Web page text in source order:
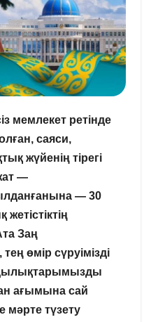
мемлекет ретінде
саяси,
жүйенің тірегі
—
— 30
Заң
өмір сүруімізді
ағымына сай
мәрте түзету